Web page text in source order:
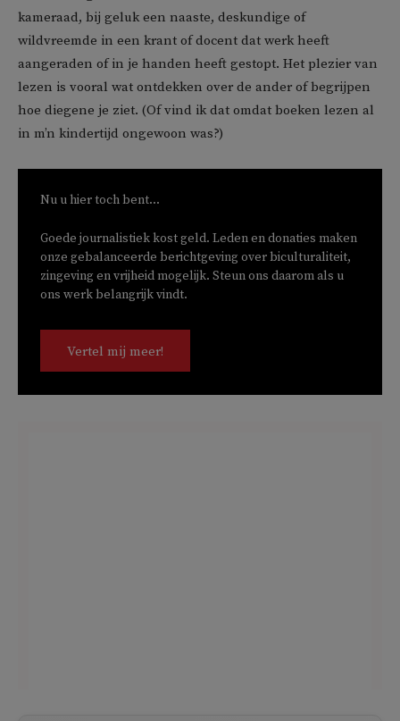
kameraad, bij geluk een naaste, deskundige of
wildvreemde in een krant of docent dat werk heeft
aangeraden of in je handen heeft gestopt. Het plezier van
lezen is vooral wat ontdekken over de ander of begrijpen
hoe diegene je ziet. (Of vind ik dat omdat boeken lezen al
in m’n kindertijd ongewoon was?)
Nu u hier toch bent...
Goede journalistiek kost geld. Leden en donaties maken
onze gebalanceerde berichtgeving over biculturaliteit,
zingeving en vrijheid mogelijk. Steun ons daarom als u
ons werk belangrijk vindt.
Vertel mij meer!